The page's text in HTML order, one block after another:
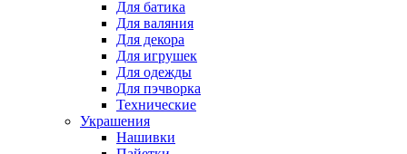
Для батика
Для валяния
Для декора
Для игрушек
Для одежды
Для пэчворка
Технические
Украшения
Нашивки